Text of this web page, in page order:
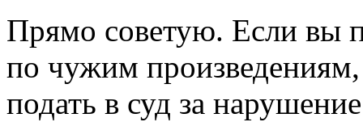
Прямо советую. Если вы
по чужим произведениям,
подать в суд за